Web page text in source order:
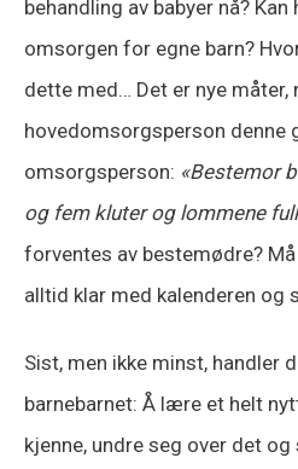
behandling av babyer nå? Kan
omsorgen for egne barn?
dette med… Det er nye måter,
hovedomsorgsperson denne
omsorgsperson: «Bestemor
og fem kluter og lommene
forventes av bestemødre?
alltid klar med kalenderen og
Sist, men ikke minst, handler
barnebarnet: Å lære et helt
kjenne, undre seg over det